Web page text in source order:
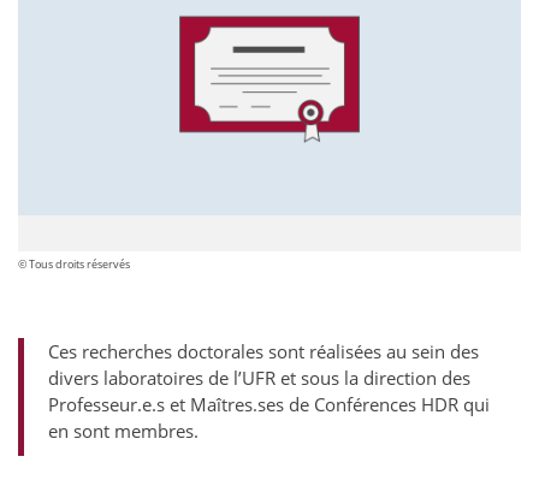
© Tous droits réservés
Ces recherches doctorales sont réalisées au sein des
divers laboratoires de l’UFR et sous la direction des
Professeur.e.s et Maîtres.ses de Conférences HDR qui
en sont membres.